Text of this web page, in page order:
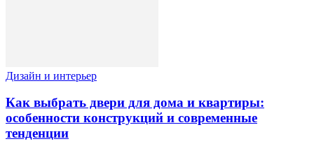
Дизайн и интерьер
Как выбрать двери для дома и квартиры:
особенности конструкций и современные
тенденции